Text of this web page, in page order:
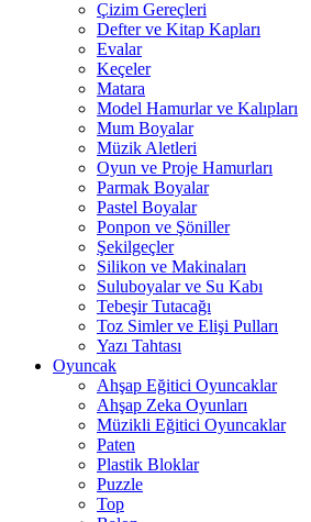
Çizim Gereçleri
Defter ve Kitap Kapları
Evalar
Keçeler
Matara
Model Hamurlar ve Kalıpları
Mum Boyalar
Müzik Aletleri
Oyun ve Proje Hamurları
Parmak Boyalar
Pastel Boyalar
Ponpon ve Şöniller
Şekilgeçler
Silikon ve Makinaları
Suluboyalar ve Su Kabı
Tebeşir Tutacağı
Toz Simler ve Elişi Pulları
Yazı Tahtası
Oyuncak
Ahşap Eğitici Oyuncaklar
Ahşap Zeka Oyunları
Müzikli Eğitici Oyuncaklar
Paten
Plastik Bloklar
Puzzle
Top